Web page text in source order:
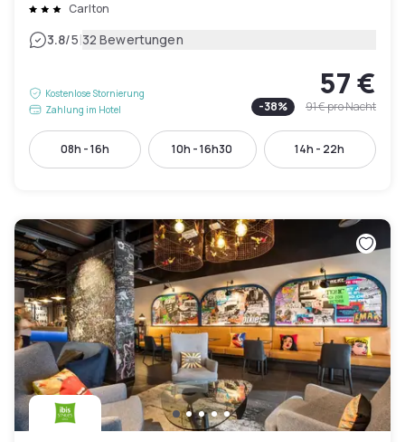
Carlton
3.8/5|32 Bewertungen
Kostenlose Stornierung
Zahlung im Hotel
57 €
-38% 91 €pro Nacht
08h - 16h 10h - 16h30 14h - 22h